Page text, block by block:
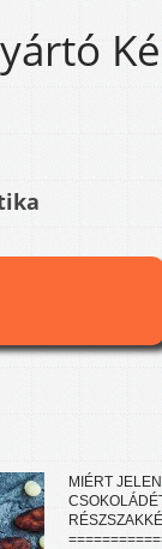
MIÉRT